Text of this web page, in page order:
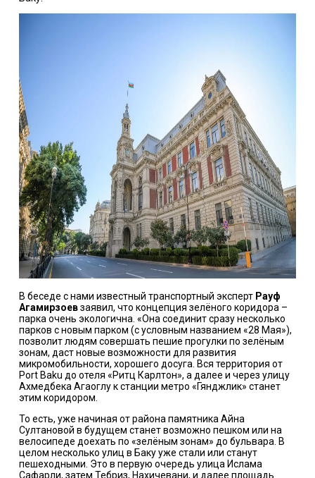
В беседе с нами известный транспортный эксперт Рауф
Агамирзоевзаявил, что концепция зелёного коридора –
парка очень экологична. «Она соединит сразу несколько
парков с новым парком (с условным названием «28 Мая»),
позволит людям совершать пешие прогулки по зелёным
зонам, даст новые возможности для развития
микромобильности, хорошего досуга. Вся территория от
Port Baku до отеля «Ритц Карлтон», а далее и через улицу
Ахмедбека Агаоглу к станции метро «Гянджлик» станет
этим коридором.
То есть, уже начиная от района памятника Айна
Султановой в будущем станет возможно пешком или на
велосипеде доехать по «зелёным зонам» до бульвара. В
целом несколько улиц в Баку уже стали или станут
пешеходными. Это в первую очередь улица Ислама
Сафарли, затем Тебриз, Нахичевани, и далее площадь